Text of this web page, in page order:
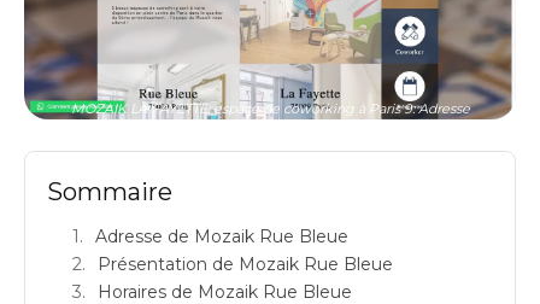
MOZAIK LA FAYETTE: espace de coworking à Paris 9: Adresse
Sommaire
Adresse de Mozaik Rue Bleue
Présentation de Mozaik Rue Bleue
Horaires de Mozaik Rue Bleue